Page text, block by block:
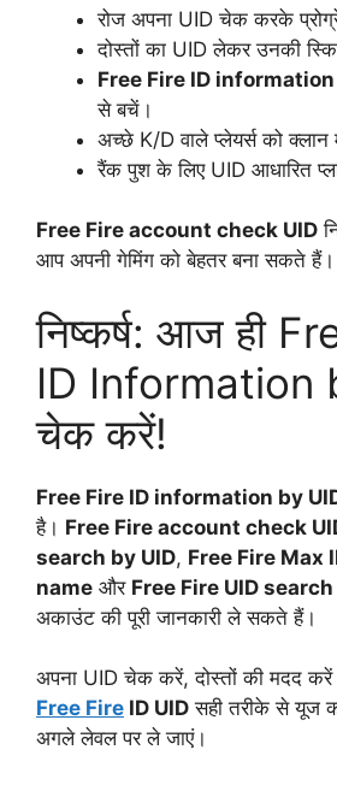
रोज अपना UID चेक करके
दोस्तों का UID लेकर उनकी
Free Fire ID
से बचें।
अच्छे K/D वाले प्लेयर्स को क्लान
रैंक पुश के लिए UID आधारित
Free Fire account check UID
आप अपनी गेमिंग को बेहतर बना सकते हैं।
निष्कर्ष: आज ही
ID Information
चेक करें!
Free Fire ID information by
है। Free Fire account check
search by UID, Free Fire Max
name और Free Fire UID search
अकाउंट की पूरी जानकारी ले सकते हैं।
अपना UID चेक करें, दोस्तों की मदद
Free Fire ID UID सही तरीके से यूज
अगले लेवल पर ले जाएं।